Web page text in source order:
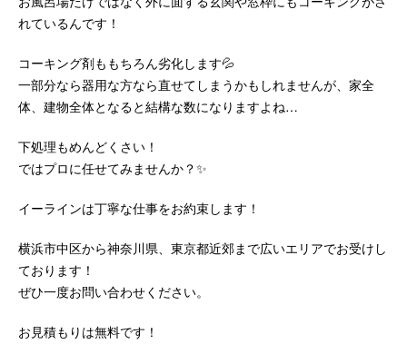
れているんです！
コーキング剤ももちろん劣化します💦
一部分なら器用な方なら直せてしまうかもしれませんが、家全
体、建物全体となると結構な数になりますよね…
下処理もめんどくさい！
ではプロに任せてみませんか？✨
イーラインは丁寧な仕事をお約束します！
横浜市中区から神奈川県、東京都近郊まで広いエリアでお受けし
ております！
ぜひ一度お問い合わせください。
お見積もりは無料です！